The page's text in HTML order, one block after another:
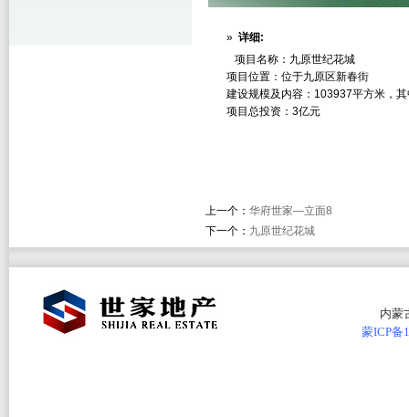
» 详细:
项目名称：九原世纪花城
项目位置：位于九原区新春街
建设规模及内容：103937平方米，
项目总投资：3亿元
上一个： 华府世家—立面8
下一个： 九原世纪花城
内蒙
蒙ICP备